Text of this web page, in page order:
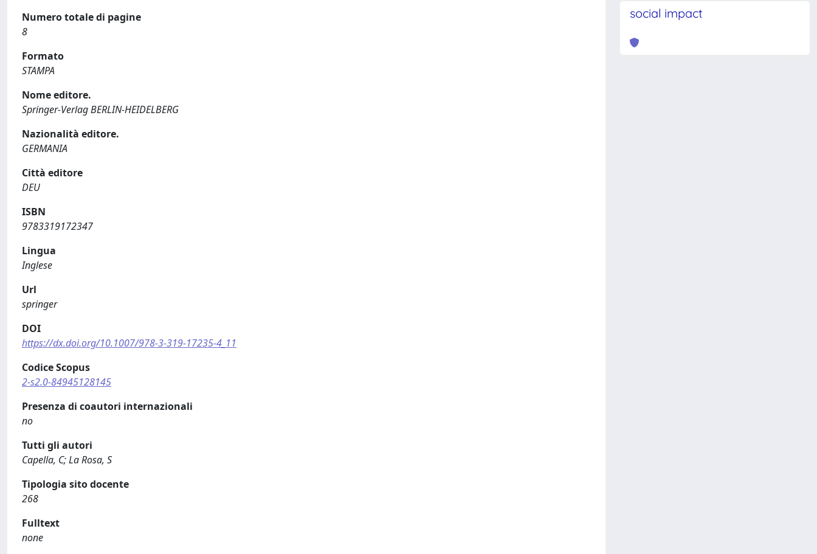
Numero totale di pagine
8
Formato
STAMPA
Nome editore.
Springer-Verlag BERLIN-HEIDELBERG
Nazionalità editore.
GERMANIA
Città editore
DEU
ISBN
9783319172347
Lingua
Inglese
Url
springer
DOI
https://dx.doi.org/10.1007/978-3-319-17235-4_11
Codice Scopus
2-s2.0-84945128145
Presenza di coautori internazionali
no
Tutti gli autori
Capella, C; La Rosa, S
Tipologia sito docente
268
Fulltext
none
social impact